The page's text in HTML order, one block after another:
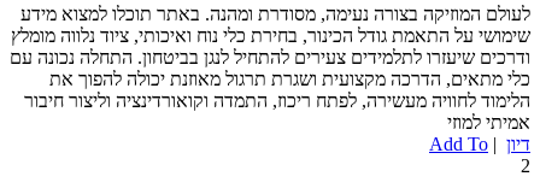
לעולם המוזיקה בצורה נעימה, מסודרת ומהנה. באתר תוכלו למצוא מידע
שימושי על התאמת גודל הכינור, בחירת כלי נוח ואיכותי, ציוד נלווה מומלץ
ודרכים שיעזרו לתלמידים צעירים להתחיל לנגן בביטחון. התחלה נכונה עם
כלי מתאים, הדרכה מקצועית ושגרת תרגול מאוזנת יכולה להפוך את
הלימוד לחוויה מעשירה, לפתח ריכוז, התמדה וקואורדינציה וליצור חיבור
אמיתי למוזי
דיון |
Add To
2